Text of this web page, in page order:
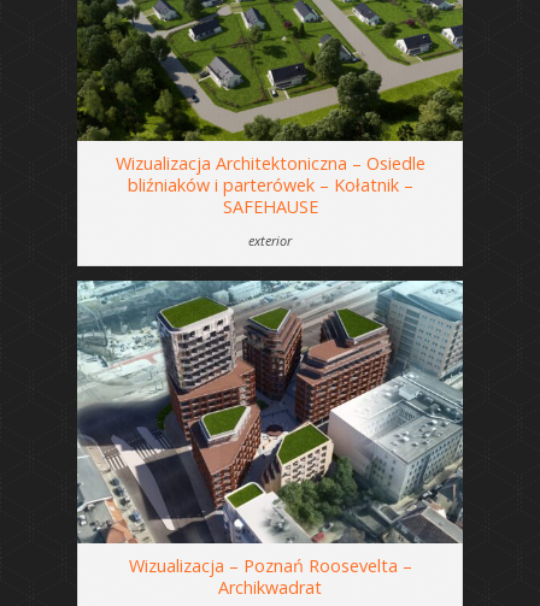
Wizualizacja Architektoniczna – Osiedle
bliźniaków i parterówek – Kołatnik –
SAFEHAUSE
exterior
Wizualizacja – Poznań Roosevelta –
Archikwadrat